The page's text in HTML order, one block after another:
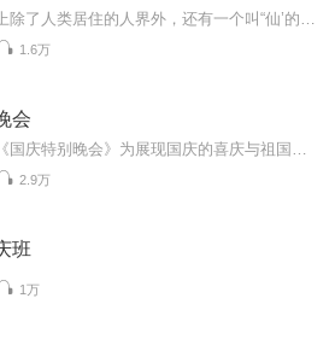
1.6万
会
2.9万
班
1万